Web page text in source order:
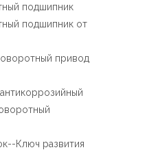
подшипник
подшипник от
привод
Ключ развития